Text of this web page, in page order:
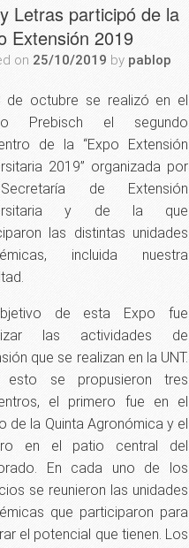
Letras participó de la
Extensión 2019
on 25/10/2019 by pablop
de octubre se realizó en el
Prebisch el segundo
de la “Expo Extensión
2019” organizada por
de Extensión
y de la que
las distintas unidades
incluida nuestra
de esta Expo fue
las actividades de
que se realizan en la UNT.
esto se propusieron tres
el primero fue en el
de la Quinta Agronómica y el
en el patio central del
En cada uno de los
se reunieron las unidades
que participaron para
el potencial que tienen. Los